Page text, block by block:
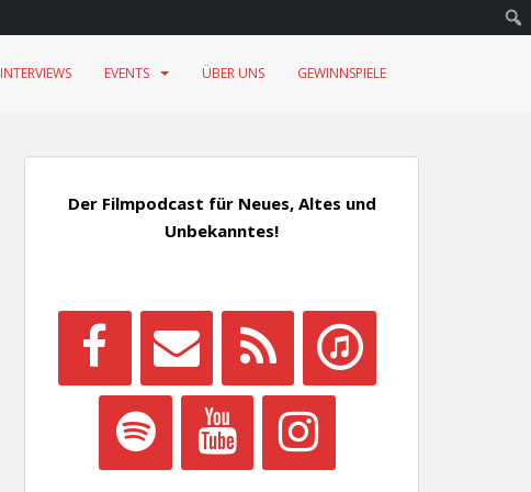
INTERVIEWS EVENTS ÜBER UNS GEWINNSPIELE
Der Filmpodcast für Neues, Altes und
Unbekanntes!